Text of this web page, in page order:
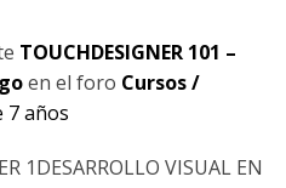
TOUCHDESIGNER 101 –
en el foro Cursos /
7 años
1DESARROLLO VISUAL EN